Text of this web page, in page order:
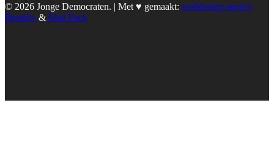
© 2026 Jonge Democraten. | Met ♥︎ gemaakt: webdesign agency
Brendly & Mad Pack